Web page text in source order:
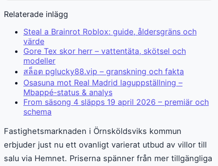
Relaterade inlägg
Steal a Brainrot Roblox: guide, åldersgräns och
värde
Gore Tex skor herr – vattentäta, skötsel och
modeller
สล็อต pglucky88.vip – granskning och fakta
Osasuna mot Real Madrid laguppställning –
Mbappé-status & analys
From säsong 4 släpps 19 april 2026 – premiär och
schema
Fastighetsmarknaden i Örnsköldsviks kommun
erbjuder just nu ett ovanligt varierat utbud av villor till
salu via Hemnet. Priserna spänner från mer tillgängliga